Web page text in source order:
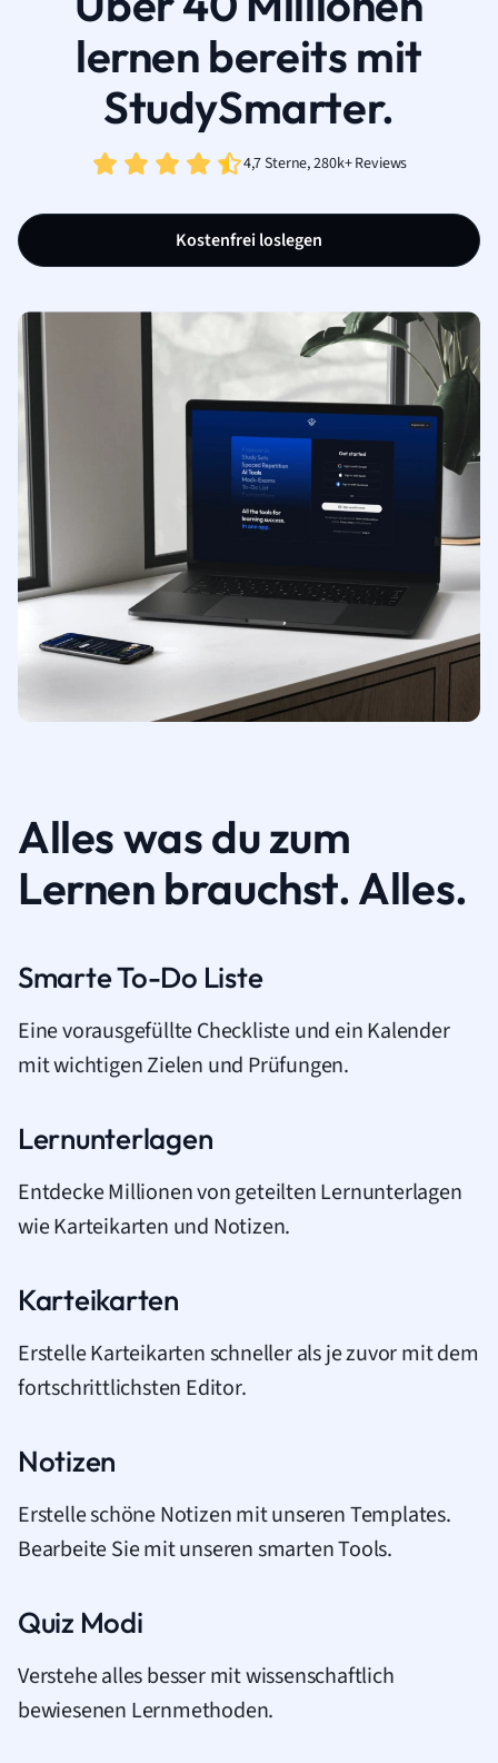
lernen bereits mit
StudySmarter.
4,7 Sterne, 280k+ Reviews
Kostenfrei loslegen
Alles was du zum
Lernen brauchst. Alles.
Smarte To-Do Liste
Eine vorausgefüllte Checkliste und ein Kalender
mit wichtigen Zielen und Prüfungen.
Lernunterlagen
Entdecke Millionen von geteilten Lernunterlagen
wie Karteikarten und Notizen.
Karteikarten
Erstelle Karteikarten schneller als je zuvor mit dem
fortschrittlichsten Editor.
Notizen
Erstelle schöne Notizen mit unseren Templates.
Bearbeite Sie mit unseren smarten Tools.
Quiz Modi
Verstehe alles besser mit wissenschaftlich
bewiesenen Lernmethoden.